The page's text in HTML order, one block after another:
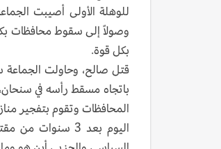
للوهلة الأولى أصيبت
وصولاً إلى سقوط محافظات
بكل قوة.
قتل صالح، وحاولت الجماعة
باتجاه مسقط رأسه في
المحافظات وتقوم بتفجير